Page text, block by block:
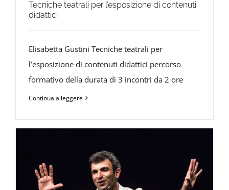
Tecniche teatrali per l’esposizione di contenuti
didattici
Elisabetta Gustini Tecniche teatrali per
l’esposizione di contenuti didattici percorso
formativo della durata di 3 incontri da 2 ore
Continua a leggere